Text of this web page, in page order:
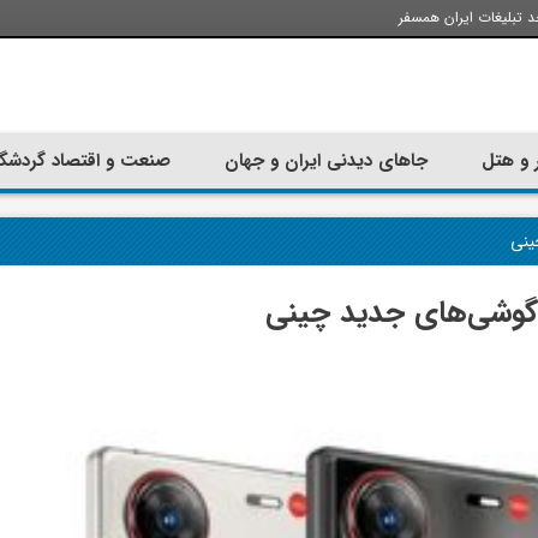
تبلیغات ایران همسفر
و هتل جاهای دیدنی ایران و جهان صنعت و اقتصاد
جدید چینی
تجربه سفر با اتوبوس به استانبول؛
ارزان ترین